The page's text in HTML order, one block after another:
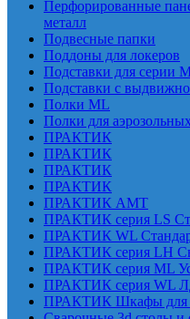
Перфорированные
металл
Подвесные папки
Поддоны для локеров
Подставки для серии
Подставки с
Полки ML
Полки для
ПРАКТИК
ПРАКТИК
ПРАКТИК
ПРАКТИК
ПРАКТИК AMT
ПРАКТИК cерия LS
ПРАКТИК WL
ПРАКТИК серия LH
ПРАКТИК серия ML
ПРАКТИК серия WL
ПРАКТИК Шкафы для